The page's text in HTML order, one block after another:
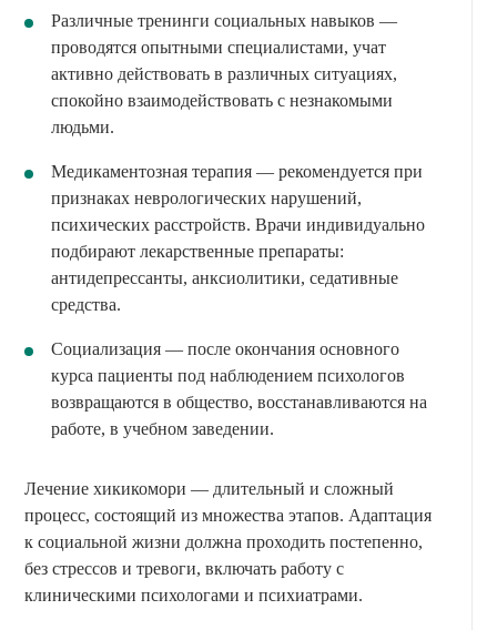
Различные тренинги социальных навыков —
проводятся опытными специалистами, учат
активно действовать в различных ситуациях,
спокойно взаимодействовать с незнакомыми
людьми.
Медикаментозная терапия — рекомендуется при
признаках неврологических нарушений,
психических расстройств. Врачи индивидуально
подбирают лекарственные препараты:
антидепрессанты, анксиолитики, седативные
средства.
Социализация — после окончания основного
курса пациенты под наблюдением психологов
возвращаются в общество, восстанавливаются на
работе, в учебном заведении.
Лечение хикикомори — длительный и сложный
процесс, состоящий из множества этапов. Адаптация
к социальной жизни должна проходить постепенно,
без стрессов и тревоги, включать работу с
клиническими психологами и психиатрами.